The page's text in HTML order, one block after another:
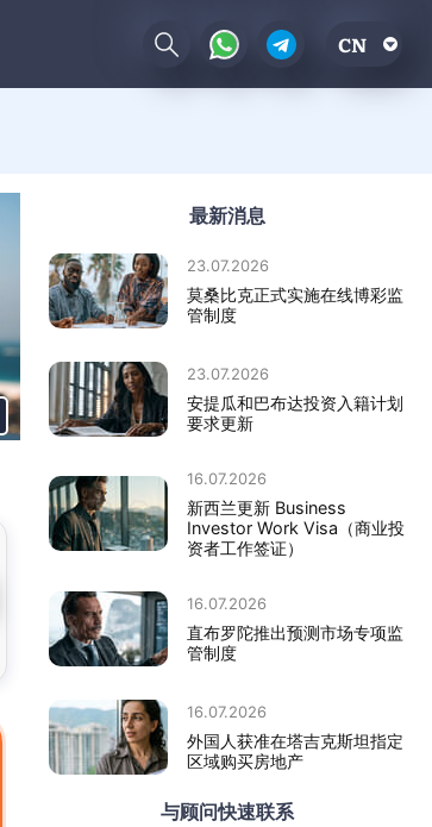
CN
最新消息
23.07.2026
莫桑比克正式实施在线博彩监
管制度
23.07.2026
安提瓜和巴布达投资入籍计划
要求更新
16.07.2026
新西兰更新 Business
Investor Work Visa（商业投
资者工作签证）
16.07.2026
直布罗陀推出预测市场专项监
管制度
16.07.2026
外国人获准在塔吉克斯坦指定
区域购买房地产
与顾问快速联系